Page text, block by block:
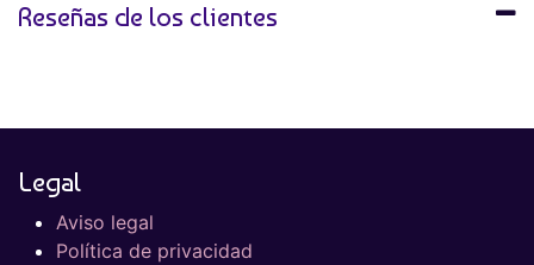
Reseñas de los clientes
Legal
Aviso legal
Política de privacidad